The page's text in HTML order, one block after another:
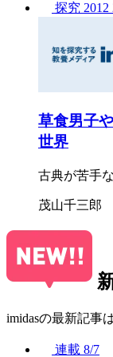
探究 2012
草食男子
世界
古典が苦手
茂山千三郎
imidasの最新記事
連載 8/7